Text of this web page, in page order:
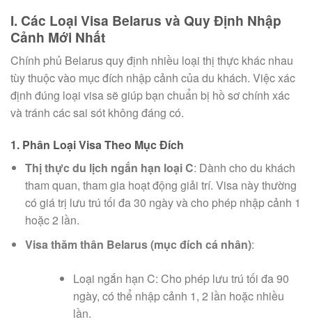
I. Các Loại Visa Belarus và Quy Định Nhập
Cảnh Mới Nhất
Chính phủ Belarus quy định nhiều loại thị thực khác nhau
tùy thuộc vào mục đích nhập cảnh của du khách. Việc xác
định đúng loại visa sẽ giúp bạn chuẩn bị hồ sơ chính xác
và tránh các sai sót không đáng có.
1. Phân Loại Visa Theo Mục Đích
Thị thực du lịch ngắn hạn loại C: Dành cho du khách
tham quan, tham gia hoạt động giải trí. Visa này thường
có giá trị lưu trú tối đa 30 ngày và cho phép nhập cảnh 1
hoặc 2 lần.
Visa thăm thân Belarus (mục đích cá nhân):
Loại ngắn hạn C: Cho phép lưu trú tối đa 90
ngày, có thể nhập cảnh 1, 2 lần hoặc nhiều
lần.